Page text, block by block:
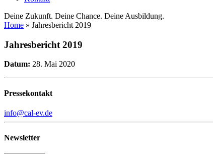
Deine Zukunft. Deine Chance. Deine Ausbildung.
Home » Jahresbericht 2019
Jahresbericht 2019
Datum: 28. Mai 2020
Pressekontakt
info@cal-ev.de
Newsletter